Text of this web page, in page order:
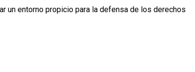
un entorno propicio para la defensa de los derechos